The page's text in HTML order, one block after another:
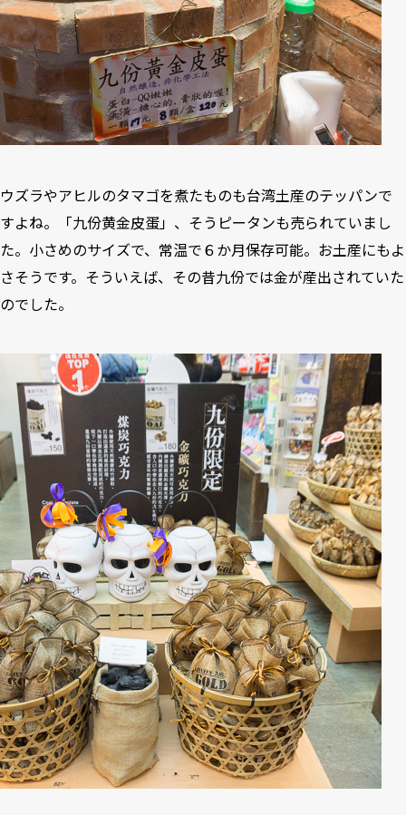
ウズラやアヒルのタマゴを煮たものも台湾土産のテッパンで
すよね。「九份黄金皮蛋」、そうピータンも売られていまし
た。小さめのサイズで、常温で６か月保存可能。お土産にもよ
さそうです。そういえば、その昔九份では金が産出されていた
のでした。